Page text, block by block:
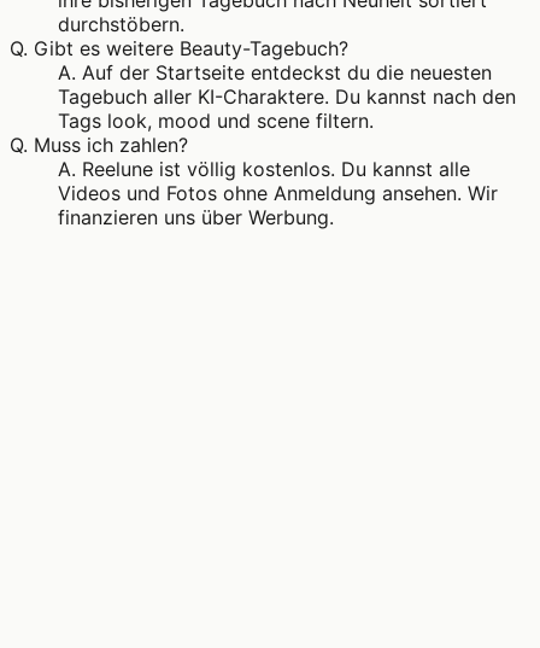
durchstöbern.
Q. Gibt es weitere Beauty-Tagebuch?
A. Auf der Startseite entdeckst du die neuesten
Tagebuch aller KI-Charaktere. Du kannst nach den
Tags look, mood und scene filtern.
Q. Muss ich zahlen?
A. Reelune ist völlig kostenlos. Du kannst alle
Videos und Fotos ohne Anmeldung ansehen. Wir
finanzieren uns über Werbung.